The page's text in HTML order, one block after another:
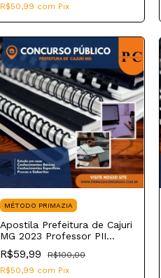
R$50,99 com Pix
MÉTODO PRIMAZIA
Apostila Prefeitura de Cajuri
MG 2023 Professor PII
Inglês
R$59,99
R$100,00
R$50,99 com Pix